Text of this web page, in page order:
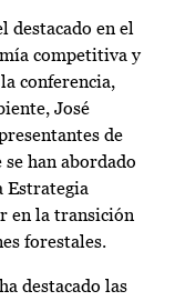
destacado en el
competitiva y
conferencia,
José
de
han abordado
Estrategia
en la transición
forestales.
destacado las